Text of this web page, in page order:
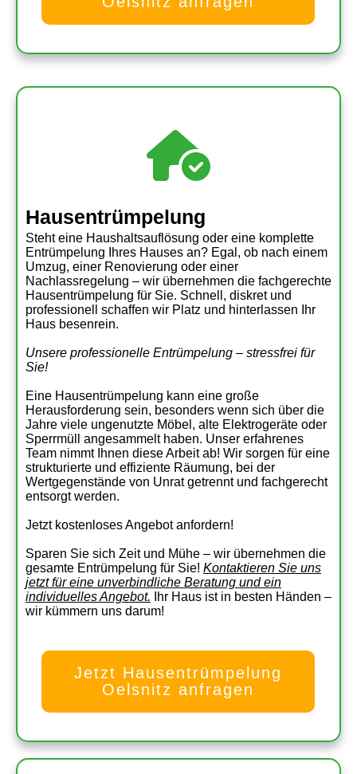
Hausentrümpelung
Steht eine Haushaltsauflösung oder eine komplette
Entrümpelung Ihres Hauses an? Egal, ob nach einem
Umzug, einer Renovierung oder einer
Nachlassregelung – wir übernehmen die fachgerechte
Hausentrümpelung für Sie. Schnell, diskret und
professionell schaffen wir Platz und hinterlassen Ihr
Haus besenrein.
Unsere professionelle Entrümpelung – stressfrei für
Sie!
Eine Hausentrümpelung kann eine große
Herausforderung sein, besonders wenn sich über die
Jahre viele ungenutzte Möbel, alte Elektrogeräte oder
Sperrmüll angesammelt haben. Unser erfahrenes
Team nimmt Ihnen diese Arbeit ab! Wir sorgen für eine
strukturierte und effiziente Räumung, bei der
Wertgegenstände von Unrat getrennt und fachgerecht
entsorgt werden.
Jetzt kostenloses Angebot anfordern!
Sparen Sie sich Zeit und Mühe – wir übernehmen die
gesamte Entrümpelung für Sie! Kontaktieren Sie uns
jetzt für eine unverbindliche Beratung und ein
individuelles Angebot. Ihr Haus ist in besten Händen –
wir kümmern uns darum!
Jetzt Hausentrümpelung
Oelsnitz anfragen